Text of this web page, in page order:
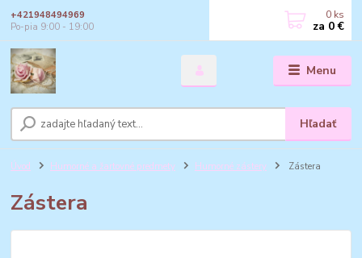
Menu
Hľadať
+421948494969
Po-pia 9:00 - 19:00
0 ks
za 0 €
Úvod Humorné a žartovné predmety Humorné zástery Zástera
Zástera